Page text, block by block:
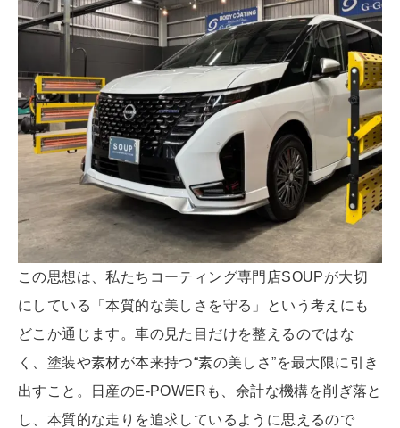
この思想は、私たちコーティング専門店SOUPが大切
にしている「本質的な美しさを守る」という考えにも
どこか通じます。車の見た目だけを整えるのではな
く、塗装や素材が本来持つ“素の美しさ”を最大限に引き
出すこと。日産のE-POWERも、余計な機構を削ぎ落と
し、本質的な走りを追求しているように思えるので